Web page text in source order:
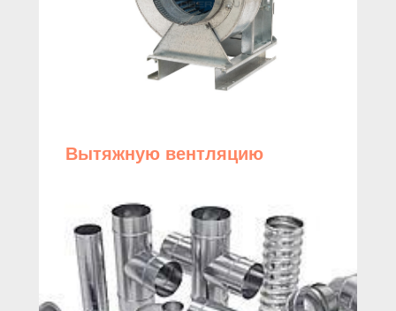
Вытяжную вентляцию